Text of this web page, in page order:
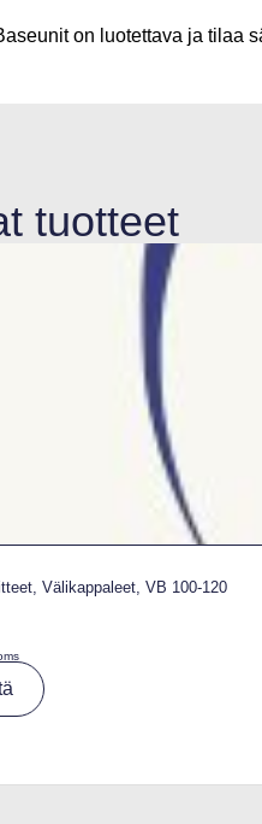
on luotettava ja tilaa
tuotteet
, Välikappaleet, VB 100-120
ti